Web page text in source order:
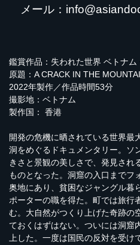
メール：
鑑賞作品：失われた世界 ベトナム
原題：A CRACK IN THE
2022年製作／作品時間53分
撮影地：ベトナム
製作国： 香港
開発の危機に晒されている世界最
洞をめぐるドキュメンタリー。ソ
きさと景観の美しさで、発見され
ものとなった。洞窟の入口までフ
奥地にあり、貧困なジャングル暮
ポーターの職を得た。町では旅行
む。大自然がつくり上げた奇跡の
ておくはずはない。ついには洞窟
上した。一度は国民の反対を受